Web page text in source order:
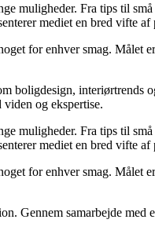
muligheder. Fra tips til
mediet en bred vifte af
for enhver smag. Målet
boligdesign, interiørtrends
og ekspertise.
muligheder. Fra tips til
mediet en bred vifte af
for enhver smag. Målet
Gennem samarbejde med